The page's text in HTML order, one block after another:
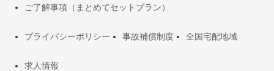
ご了解事項（まとめてセットプラン）
プライバシーポリシー 事故補償制度 全国宅配地域
求人情報